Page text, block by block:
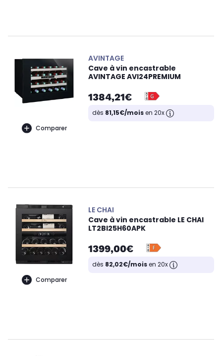
Comparer
AVINTAGE
Cave à vin encastrable
AVINTAGE AVI24PREMIUM
1384,21€
dès 81,15€/moisen 20x
Comparer
LE CHAI
Cave à vin encastrable LE CHAI
LT2BI25H60APK
1399,00€
dès 82,02€/moisen 20x